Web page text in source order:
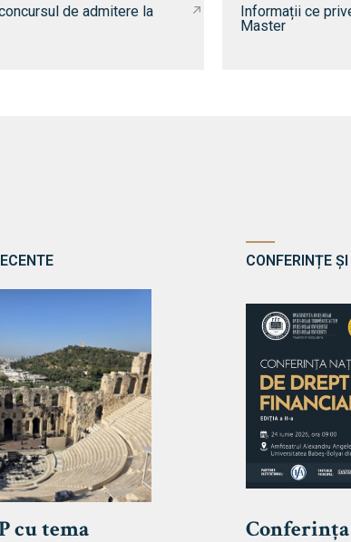
de admitere la
Informații ce
Master
cu tema
CONFERINȚE